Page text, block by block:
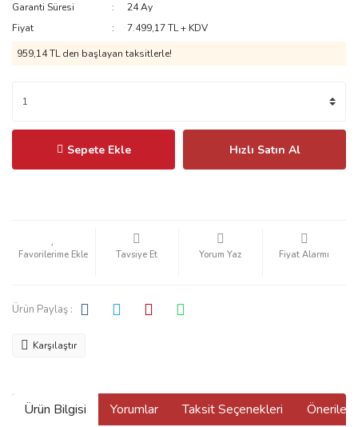
Garanti Süresi
24 Ay
Fiyat
7.499,17 TL + KDV
959,14 TLden başlayan taksitlerle!
Sepete Ekle Hızlı Satın Al
Tavsiye Et Yorum Yaz Fiyat Alarmı
Ürün Paylaş :
Karşılaştır
Ürün Bilgisi Yorumlar Taksit Seçenekleri